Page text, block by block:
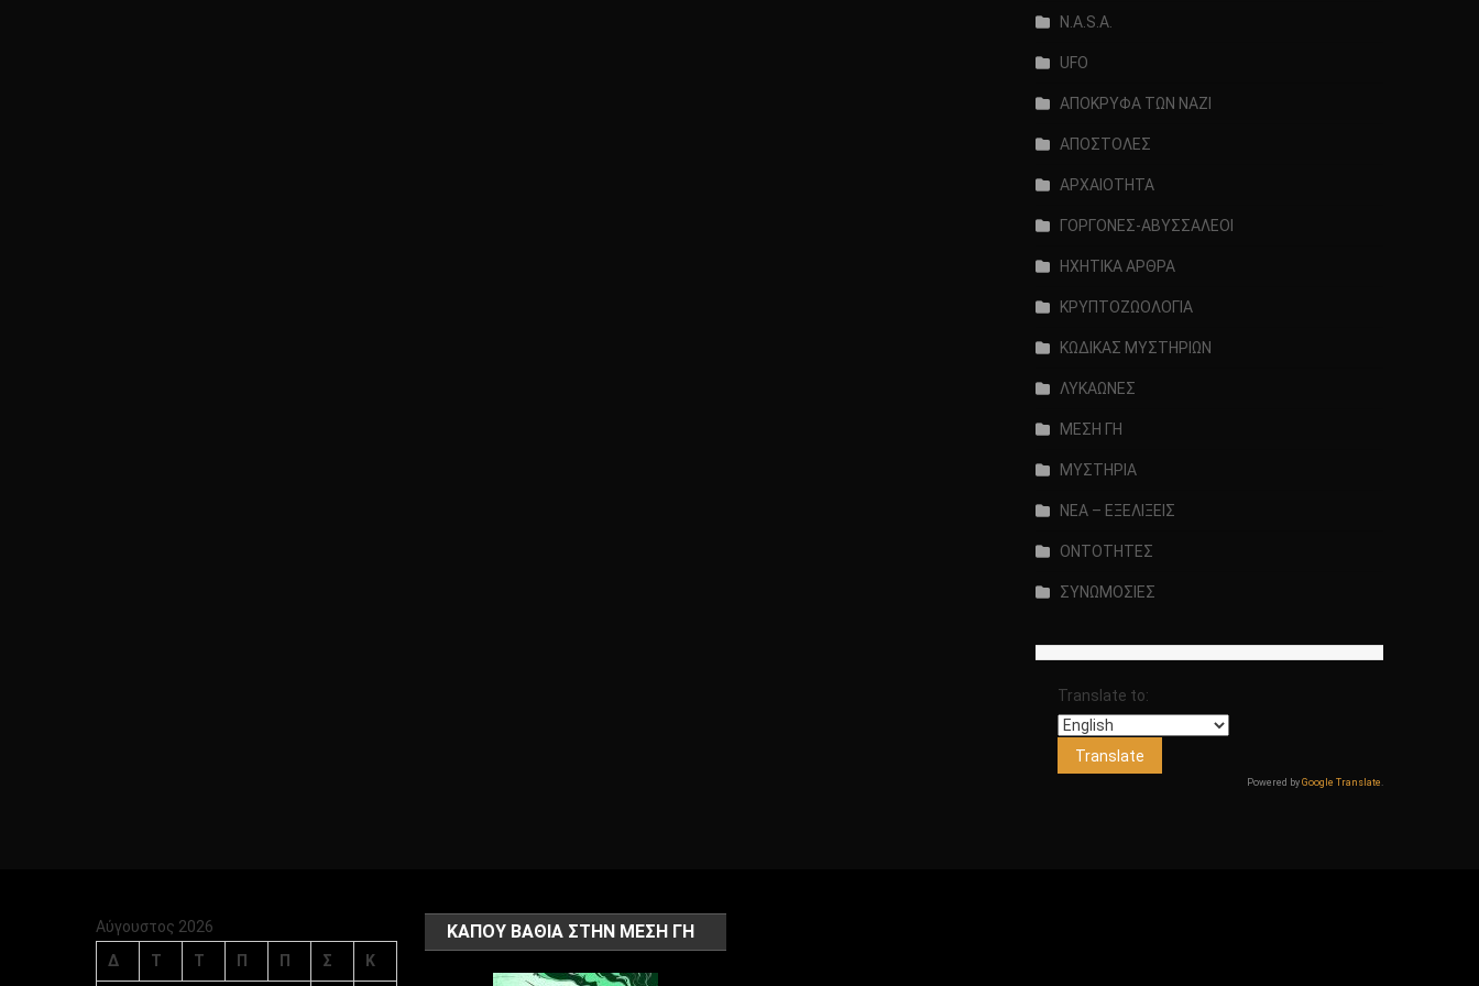
N.A.S.A.
UFO
ΑΠΟΚΡΥΦΑ ΤΩΝ ΝΑΖΙ
ΑΠΟΣΤΟΛΕΣ
ΑΡΧΑΙΟΤΗΤΑ
ΓΟΡΓΟΝΕΣ-ΑΒΥΣΣΑΛΕΟΙ
ΗΧΗΤΙΚΑ ΑΡΘΡΑ
ΚΡΥΠΤΟΖΩΟΛΟΓΙΑ
ΚΩΔΙΚΑΣ ΜΥΣΤΗΡΙΩΝ
ΛΥΚΑΩΝΕΣ
ΜΕΣΗ ΓΗ
ΜΥΣΤΗΡΙΑ
ΝΕΑ – ΕΞΕΛΙΞΕΙΣ
ΟΝΤΟΤΗΤΕΣ
ΣΥΝΩΜΟΣΙΕΣ
Translate to:
Powered by Google Translate .
Αύγουστος 2026
Δ
Τ Τ Π Π Σ Κ
ΚΑΠΟΥ ΒΑΘΙΑ ΣΤΗΝ ΜΕΣΗ ΓΗ